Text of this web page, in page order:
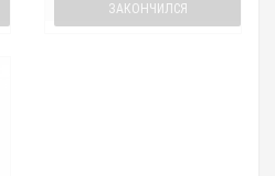
ЗАКОНЧИЛСЯ